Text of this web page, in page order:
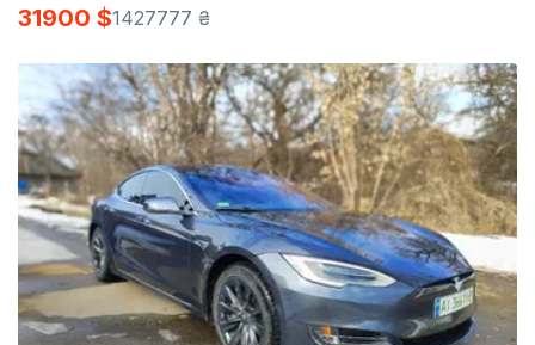
31900 $1427777 ₴